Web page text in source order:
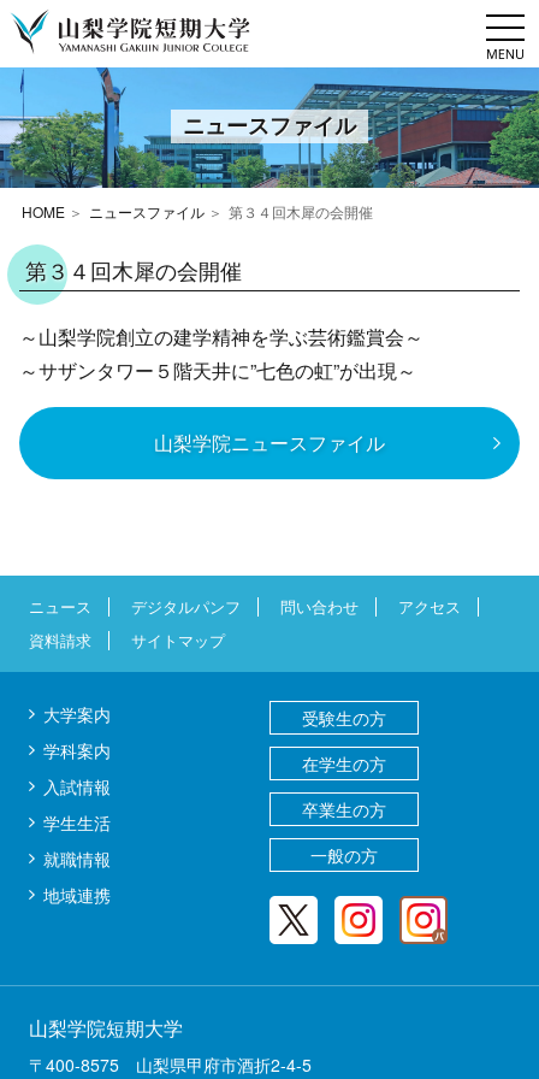
ニュースファイル
HOME ニュースファイル 第３４回木犀の会開催
第３４回木犀の会開催
～山梨学院創立の建学精神を学ぶ芸術鑑賞会～
～サザンタワー５階天井に”七色の虹”が出現～
山梨学院ニュースファイル
ニュース デジタルパンフ 問い合わせ
アクセス
資料請求
サイトマップ
大学案内
学科案内
入試情報
学生生活
就職情報
地域連携
受験生の方
在学生の方
卒業生の方
一般の方
山梨学院短期大学
〒400-8575 山梨県甲府市酒折2-4-5